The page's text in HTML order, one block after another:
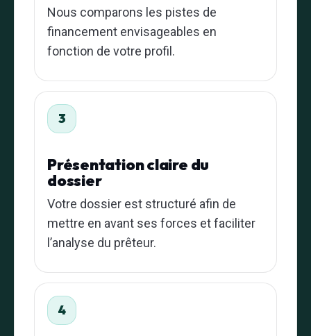
Nous comparons les pistes de
financement envisageables en
fonction de votre profil.
3
Présentation claire du
dossier
Votre dossier est structuré afin de
mettre en avant ses forces et faciliter
l’analyse du prêteur.
4